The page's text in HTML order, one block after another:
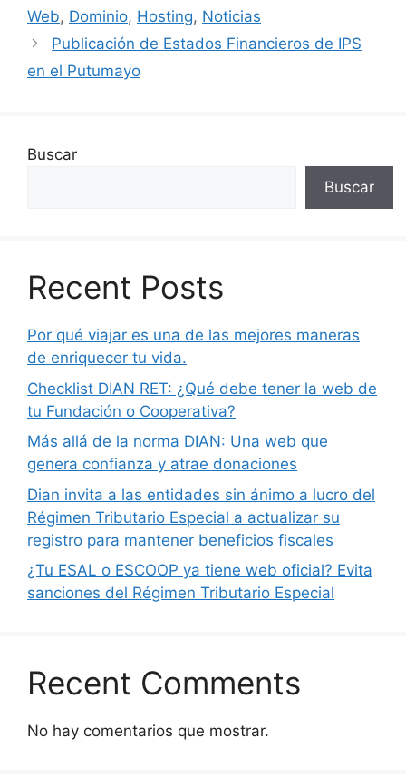
Web, Dominio, Hosting, Noticias
Publicación de Estados Financieros de IPS
en el Putumayo
Buscar
Buscar
Recent Posts
Por qué viajar es una de las mejores maneras
de enriquecer tu vida.
Checklist DIAN RET: ¿Qué debe tener la web de
tu Fundación o Cooperativa?
Más allá de la norma DIAN: Una web que
genera confianza y atrae donaciones
Dian invita a las entidades sin ánimo a lucro del
Régimen Tributario Especial a actualizar su
registro para mantener beneficios fiscales
¿Tu ESAL o ESCOOP ya tiene web oficial? Evita
sanciones del Régimen Tributario Especial
Recent Comments
No hay comentarios que mostrar.